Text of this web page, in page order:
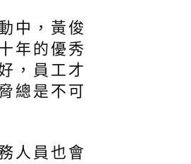
中，黃俊
年的優秀
，員工才
總是不可
人員也會